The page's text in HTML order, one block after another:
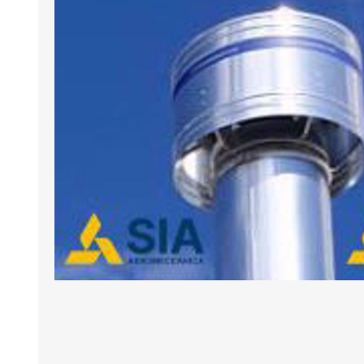
BANCHI ASPIRANTI